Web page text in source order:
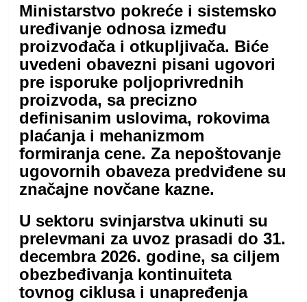
Ministarstvo pokreće i sistemsko
uređivanje odnosa između
proizvođača i otkupljivača. Biće
uvedeni obavezni pisani ugovori
pre isporuke poljoprivrednih
proizvoda, sa precizno
definisanim uslovima, rokovima
plaćanja i mehanizmom
formiranja cene. Za nepoštovanje
ugovornih obaveza predviđene su
značajne novčane kazne.
U sektoru svinjarstva ukinuti su
prelevmani za uvoz prasadi do 31.
decembra 2026. godine, sa ciljem
obezbeđivanja kontinuiteta
tovnog ciklusa i unapređenja